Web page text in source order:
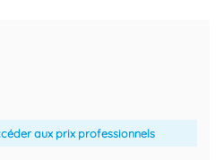
aux prix professionnels